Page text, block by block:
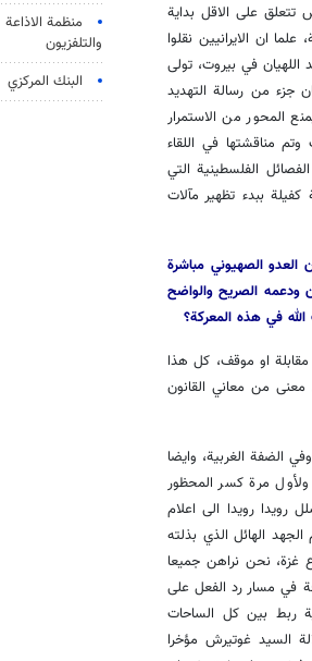
على الاقل بداية
ان الايرانيين نقلوا
في بيروت، تولى
جزء من رسالة التهديد
المحور من الاستمرار
مناقشتها في اللقاء
الفلسطينية التي
ببدء تظهير مآلات
الصهيوني مباشرة
ودعمه الصريح والواضح
في هذه المعركة؟
او موقف، كل هذا
من معاني القانون
الضفة الغربية، وايضا
ولأول مرة كسر المحظور
رويدا الى اعلام
الهائل الذي بذلته
غزة، نحن نراهن جميعا
في مسار رد الفعل على
ربط بين كل الساحات
السيد غوتيرش مؤخرا
منظمة الاذاعة
والتلفزیون
البنك المركزي